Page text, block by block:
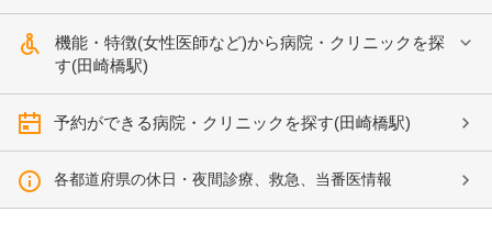
機能・特徴(女性医師など)から病院・クリニックを探
す(田崎橋駅)
予約ができる病院・クリニックを探す(田崎橋駅)
各都道府県の休日・夜間診療、救急、当番医情報